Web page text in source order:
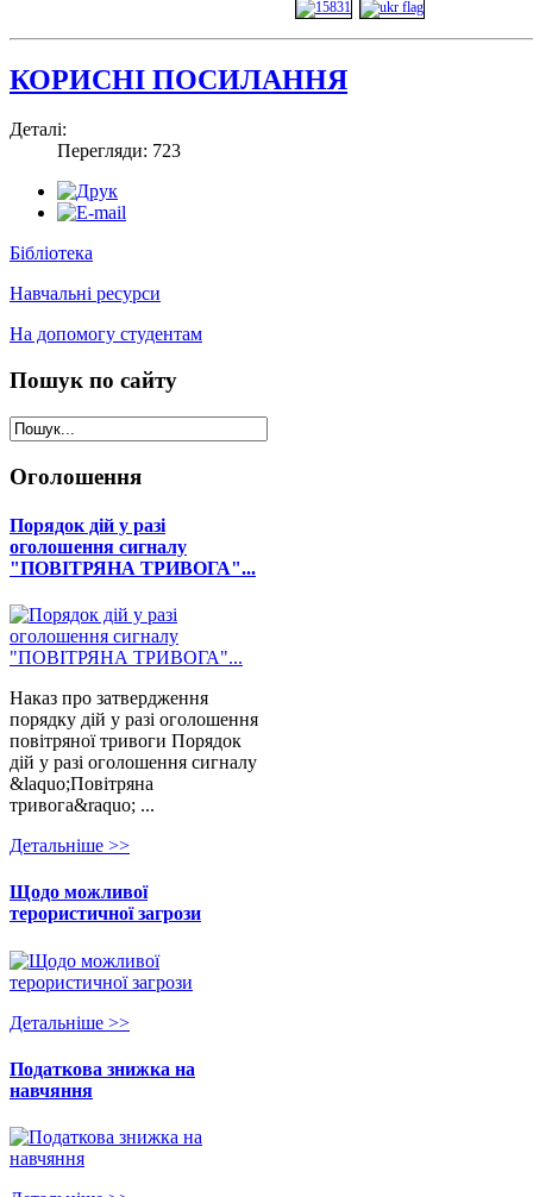
КОРИСНІ ПОСИЛАННЯ
Деталі:
Перегляди: 723
Бібліотека
Навчальні ресурси
На допомогу студентам
Пошук по сайту
Оголошення
Порядок дій у разі
оголошення сигналу
"ПОВІТРЯНА ТРИВОГА"...
Наказ про затвердження
порядку дій у разі оголошення
повітряної тривоги Порядок
дій у разі оголошення сигналу
&laquo;Повітряна
тривога&raquo; ...
Детальнiше >>
Щодо можливої
терористичної загрози
Детальнiше >>
Податкова знижка на
навчяння